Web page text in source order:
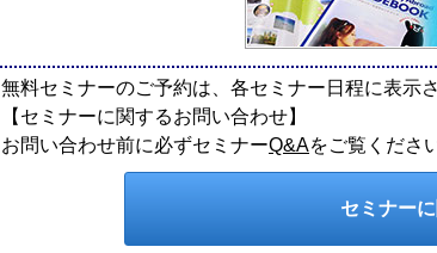
無料セミナーのご予約は、各セミナー日程に表示
【セミナーに関するお問い合わせ】
お問い合わせ前に必ずセミナーQ&Aをご覧くださ
セミナー